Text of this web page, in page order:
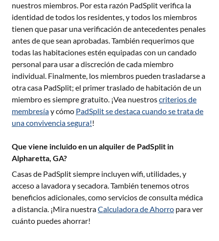
nuestros miembros. Por esta razón PadSplit verifica la
identidad de todos los residentes, y todos los miembros
tienen que pasar una verificación de antecedentes penales
antes de que sean aprobadas. También requerimos que
todas las habitaciones estén equipadas con un candado
personal para usar a discreción de cada miembro
individual. Finalmente, los miembros pueden trasladarse a
otra casa PadSplit; el primer traslado de habitación de un
miembro es siempre gratuito. ¡Vea nuestroscriterios de
membresíay cómo PadSplit se destaca cuando se trata de
una convivencia segura!!
Que viene incluido en un alquiler de PadSplit in
Alpharetta, GA?
Casas de PadSplit siempre incluyen wifi, utilidades, y
acceso a lavadora y secadora. También tenemos otros
beneficios adicionales, como servicios de consulta médica
a distancia. ¡Mira nuestraCalculadora de Ahorro para ver
cuánto puedes ahorrar!